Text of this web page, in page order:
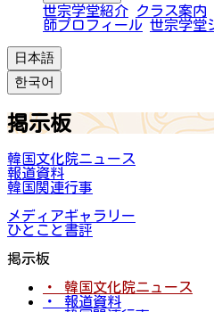
世宗学堂紹介 クラス案内
師プロフィール 世宗学堂
日本語
한국어
掲示板
韓国文化院ニュース
報道資料
韓国関連行事
メディアギャラリー
ひとこと書評
掲示板
・ 韓国文化院ニュース
・ 報道資料